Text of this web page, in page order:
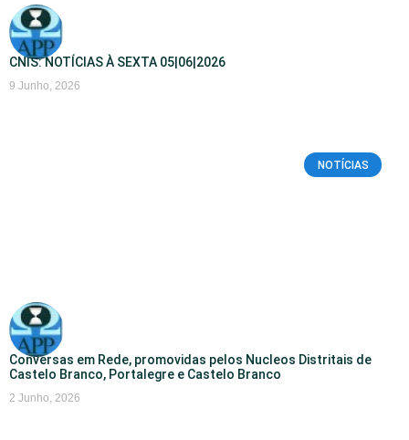
CNIS: NOTÍCIAS À SEXTA 05|06|2026
9 Junho, 2026
NOTÍCIAS
Conversas em Rede, promovidas pelos Nucleos Distritais de
Castelo Branco, Portalegre e Castelo Branco
2 Junho, 2026